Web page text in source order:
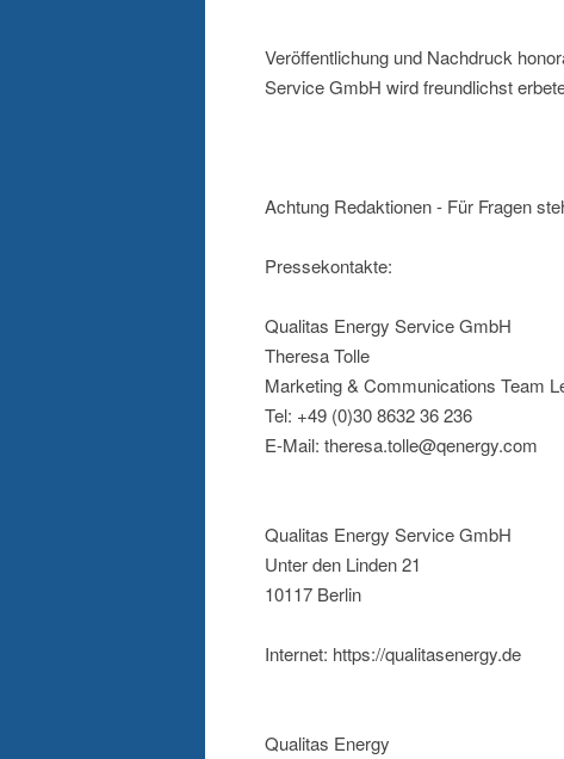
Veröffentlichung und Nachdruck
Service GmbH wird freundlichst
Achtung Redaktionen - Für Fragen
Pressekontakte:
Qualitas Energy Service GmbH
Theresa Tolle
Marketing & Communications Team
Tel: +49 (0)30 8632 36 236
E-Mail: theresa.tolle@qenergy.com
Qualitas Energy Service GmbH
Unter den Linden 21
10117 Berlin
Internet: https://qualitasenergy.de
Qualitas Energy